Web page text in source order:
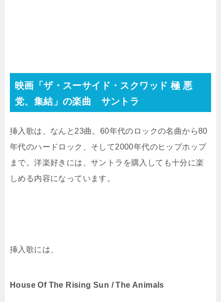
映画「ザ・スーサイド・スクワッド 極 悪
党、集結」の楽曲 サントラ
挿入歌は、なんと23曲。60年代のロックの名曲から80
年代のハードロック、そして2000年代のヒップホップ
まで。洋楽好きには、サントラを購入しても十分に楽
しめる内容になっています。
挿入歌には、
House Of The Rising Sun / The Animals